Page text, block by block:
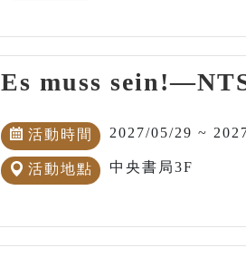
Es muss
活動時間 2027/05/29 ~
活動地點 中央書局3F